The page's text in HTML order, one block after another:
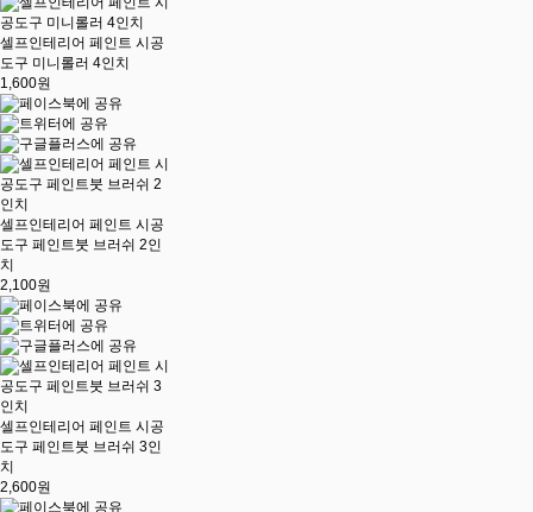
셀프인테리어 페인트 시공
도구 미니롤러 4인치
1,600원
셀프인테리어 페인트 시공
도구 페인트붓 브러쉬 2인
치
2,100원
셀프인테리어 페인트 시공
도구 페인트붓 브러쉬 3인
치
2,600원